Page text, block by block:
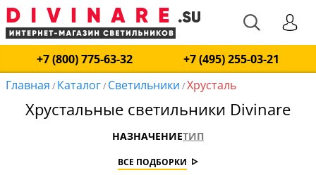
+7 (800) 775-63-32
+7 (495) 255-03-21
Главная / Каталог/ Светильники /Хрусталь
Хрустальные светильники Divinare
НАЗНАЧЕНИЕТИП
ВСЕ ПОДБОРКИ